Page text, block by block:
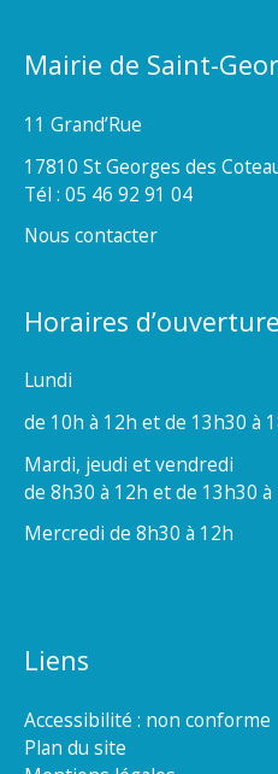
Mairie de Saint-
11 Grand’Rue
17810 St Georges des
Tél : 05 46 92 91 04
Nous contacter
Horaires
Lundi
de 10h à 12h et de 13h30 à
Mardi, jeudi et vendredi
de 8h30 à 12h et de 13h30 à
Mercredi de 8h30 à 12h
Liens
Accessibilité : non conforme
Plan du site